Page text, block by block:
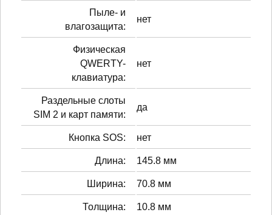
Пыле- и
влагозащита:
нет
Физическая
QWERTY-
клавиатура:
нет
Раздельные слоты
SIM 2 и карт памяти:
да
Кнопка SOS: нет
Длина: 145.8 мм
Ширина: 70.8 мм
Толщина: 10.8 мм